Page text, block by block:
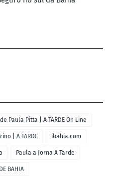
Paula Pitta | A TARDE On Line
| A TARDE ibahia.com
Paula a Jorna A Tarde
BAHIA